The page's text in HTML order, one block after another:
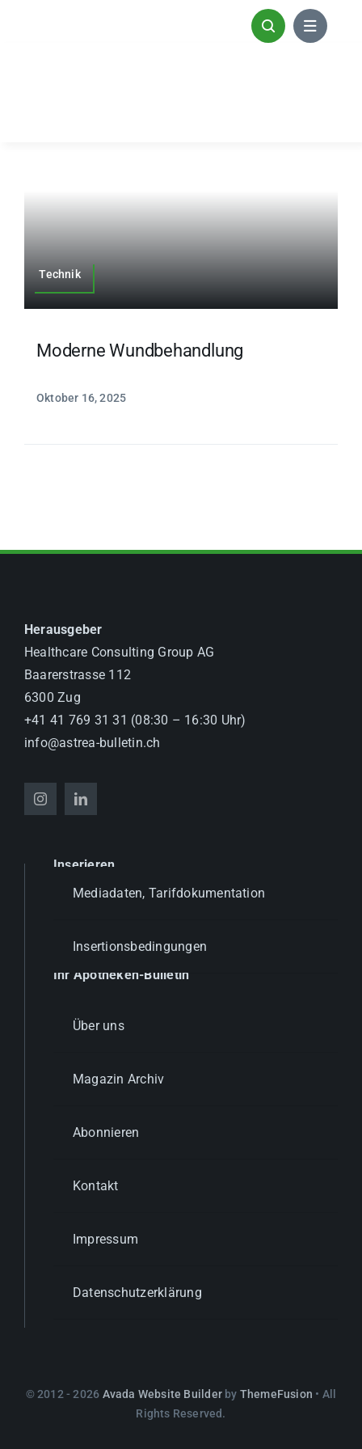
Technik
Moderne Wundbehandlung
Oktober 16, 2025
Herausgeber
Healthcare Consulting Group AG
Baarerstrasse 112
6300 Zug
+41 41 769 31 31 (08:30 – 16:30 Uhr)
info@astrea-bulletin.ch
Inserieren
Mediadaten, Tarifdokumentation
Insertionsbedingungen
Ihr Apotheken-Bulletin
Über uns
Magazin Archiv
Abonnieren
Kontakt
Impressum
Datenschutzerklärung
© 2012 - 2026 Avada Website Builderby ThemeFusion • All
Rights Reserved.